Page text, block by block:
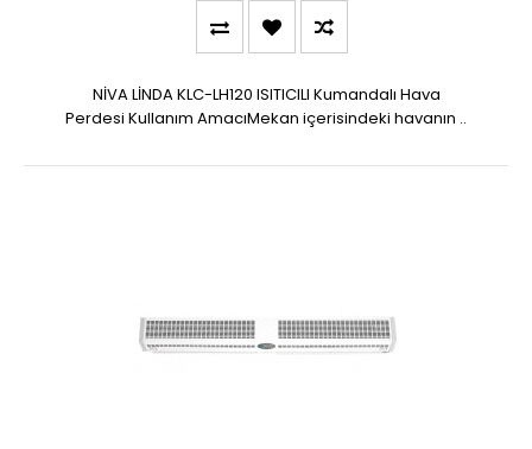
NİVA LİNDA KLC-LH120 ISITICILI Kumandalı Hava
Perdesi Kullanım AmacıMekan içerisindeki havanın ..